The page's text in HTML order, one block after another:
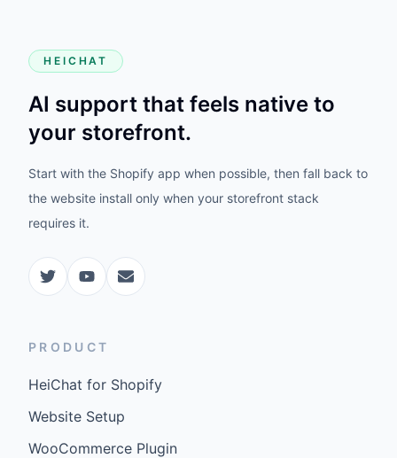
HEICHAT
AI support that feels native to
your storefront.
Start with the Shopify app when possible, then fall back to
the website install only when your storefront stack
requires it.
PRODUCT
HeiChat for Shopify
Website Setup
WooCommerce Plugin